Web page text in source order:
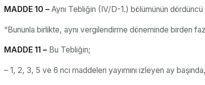
MADDE 10 – Aynı Tebliğin (IV/D-1.) bölümünün
“Bununla birlikte, aynı vergilendirme döneminde birden
MADDE 11 – Bu Tebliğin;
– 1, 2, 3, 5 ve 6 ncı maddeleri yayımını izleyen ay başında,